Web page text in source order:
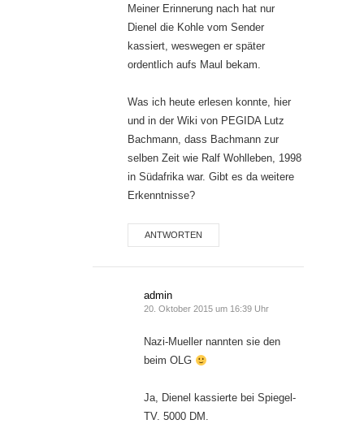
Meiner Erinnerung nach hat nur
Dienel die Kohle vom Sender
kassiert, weswegen er später
ordentlich aufs Maul bekam.
Was ich heute erlesen konnte, hier
und in der Wiki von PEGIDA Lutz
Bachmann, dass Bachmann zur
selben Zeit wie Ralf Wohlleben, 1998
in Südafrika war. Gibt es da weitere
Erkenntnisse?
ANTWORTEN
admin
20. Oktober 2015 um 16:39 Uhr
Nazi-Mueller nannten sie den
beim OLG
Ja, Dienel kassierte bei Spiegel-
TV. 5000 DM.